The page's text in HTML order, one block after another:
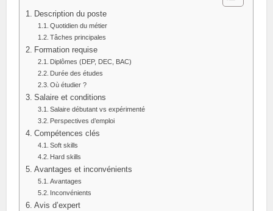
Description du poste
Quotidien du métier
Tâches principales
Formation requise
Diplômes (DEP, DEC, BAC)
Durée des études
Où étudier ?
Salaire et conditions
Salaire débutant vs expérimenté
Perspectives d’emploi
Compétences clés
Soft skills
Hard skills
Avantages et inconvénients
Avantages
Inconvénients
Avis d’expert